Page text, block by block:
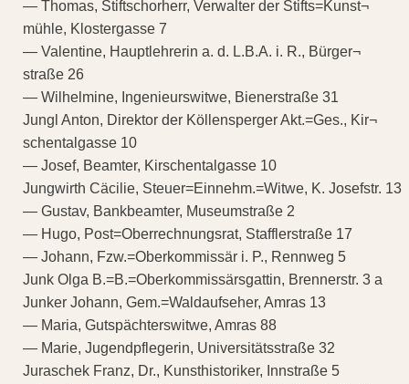
— Thomas, Stiftschorherr, Verwalter der Stifts=Kunst¬
mühle, Klostergasse 7
— Valentine, Hauptlehrerin a. d. L.B.A. i. R., Bürger¬
straße 26
— Wilhelmine, Ingenieurswitwe, Bienerstraße 31
Jungl Anton, Direktor der Köllensperger Akt.=Ges., Kir¬
schentalgasse 10
— Josef, Beamter, Kirschentalgasse 10
Jungwirth Cäcilie, Steuer=Einnehm.=Witwe, K. Josefstr. 13
— Gustav, Bankbeamter, Museumstraße 2
— Hugo, Post=Oberrechnungsrat, Stafflerstraße 17
— Johann, Fzw.=Oberkommissär i. P., Rennweg 5
Junk Olga B.=B.=Oberkommissärsgattin, Brennerstr. 3 a
Junker Johann, Gem.=Waldaufseher, Amras 13
— Maria, Gutspächterswitwe, Amras 88
— Marie, Jugendpflegerin, Universitätsstraße 32
Juraschek Franz, Dr., Kunsthistoriker, Innstraße 5